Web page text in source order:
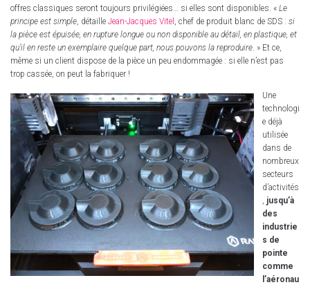
offres classiques seront toujours privilégiées… si elles sont disponibles. « Le
principe est simple, détaille Jean-Jacques Vitel , chef de produit blanc de SDS : si
la pièce est épuisée, en rupture longue ou non disponible au détail, en plastique, et
qu’il en reste un exemplaire quelque part, nous pouvons la reproduire. » Et ce,
même si un client dispose de la pièce un peu endommagée : si elle n’est pas
trop cassée, on peut la fabriquer !
Une
technologi
e déjà
utilisée
dans de
nombreux
secteurs
d’activités
, jusqu’à
des
industrie
s de
pointe
comme
l’aéronau